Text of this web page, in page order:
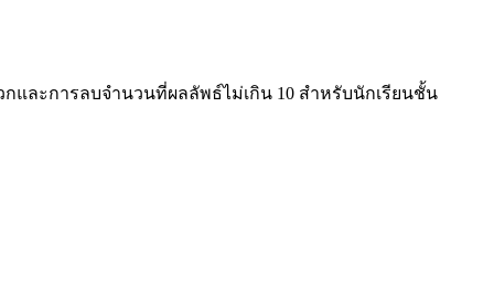
และการลบจำนวนที่ผลลัพธ์ไม่เกิน 10 สำหรับนักเรียนชั้น